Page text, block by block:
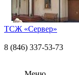
ТСЖ «Сервер»
8 (846) 337-53-73